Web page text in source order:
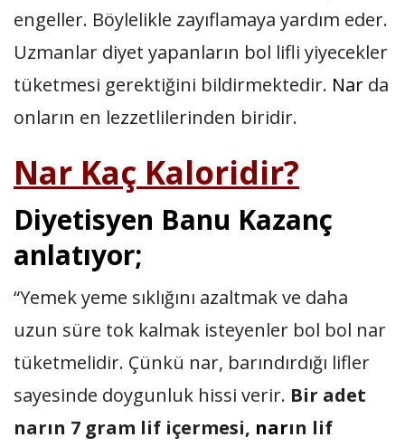
engeller. Böylelikle zayıflamaya yardım eder.
Uzmanlar diyet yapanların bol lifli yiyecekler
tüketmesi gerektiğini bildirmektedir. Nar da
onların en lezzetlilerinden biridir.
Nar Kaç Kaloridir?
Diyetisyen Banu Kazanç
anlatıyor;
“Yemek yeme sıklığını azaltmak ve daha
uzun süre tok kalmak isteyenler bol bol nar
tüketmelidir. Çünkü nar, barındırdığı lifler
sayesinde doygunluk hissi verir. Bir adet
narın 7 gram lif içermesi, narın lif